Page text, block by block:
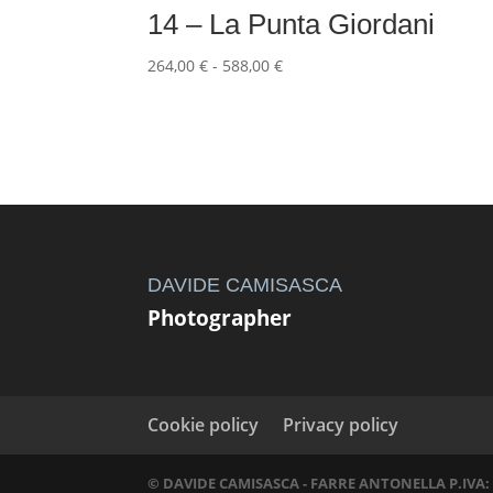
14 – La Punta Giordani
264,00€ - 588,00€Fascia
DAVIDE CAMISASCA
Photographer
Cookie policy Privacy policy
© DAVIDE CAMISASCA - FARRE ANTONELLA